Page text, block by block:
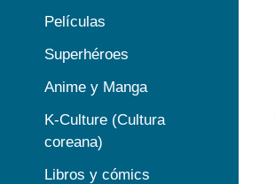
Películas
Superhéroes
Anime y Manga
K-Culture (Cultura
coreana)
Libros y cómics